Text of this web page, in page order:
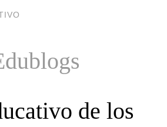
de los